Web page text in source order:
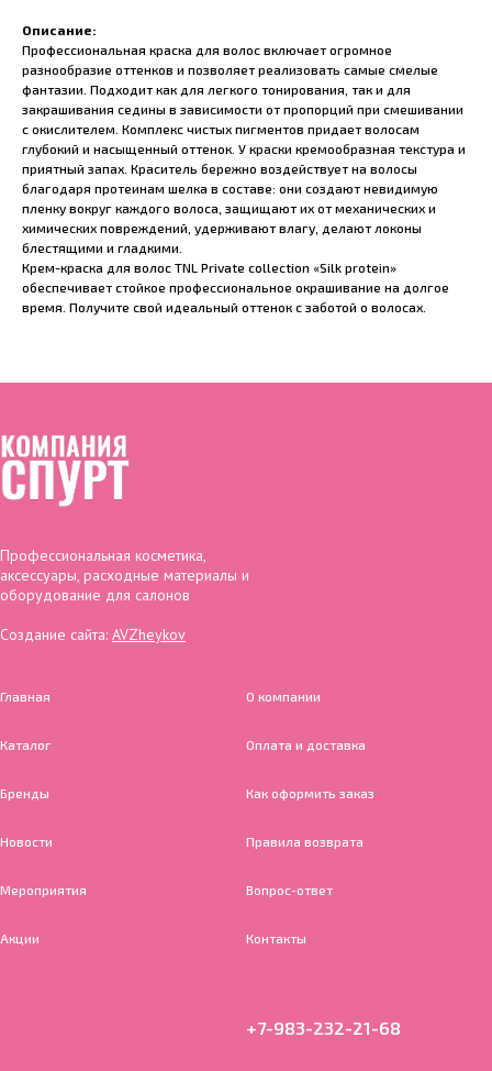
Описание:
Профессиональная краска для волос включает огромное
разнообразие оттенков и позволяет реализовать самые смелые
фантазии. Подходит как для легкого тонирования, так и для
закрашивания седины в зависимости от пропорций при смешивании
с окислителем. Комплекс чистых пигментов придает волосам
глубокий и насыщенный оттенок. У краски кремообразная текстура и
приятный запах. Краситель бережно воздействует на волосы
благодаря протеинам шелка в составе: они создают невидимую
пленку вокруг каждого волоса, защищают их от механических и
химических повреждений, удерживают влагу, делают локоны
блестящими и гладкими.
Крем-краска для волос TNL Private collection «Silk protein»
обеспечивает стойкое профессиональное окрашивание на долгое
время. Получите свой идеальный оттенок с заботой о волосах.
Профессиональная косметика,
аксессуары, расходные материалы и
оборудование для салонов
Создание сайта: AVZheykov
Главная
Каталог
Бренды
Новости
Мероприятия
Акции
О компании
Оплата и доставка
Как оформить заказ
Правила возврата
Вопрос-ответ
Контакты
+7-983-232-21-68